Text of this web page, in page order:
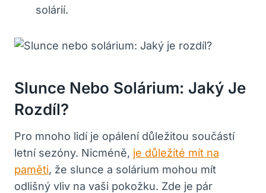
solárií.
Slunce Nebo Solárium: Jaký Je
Rozdíl?
Pro mnoho lidí je opálení důležitou součástí
letní sezóny. Nicméně, je důležité mít na
paměti, že slunce a solárium mohou mít
odlišný vliv na vaši pokožku. Zde je pár